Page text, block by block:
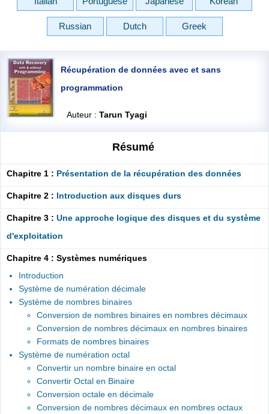
Russian Dutch Greek
Récupération de données avec et sans
programmation
Auteur : Tarun Tyagi
Résumé
Chapitre 1 : Présentation de la récupération des données
Chapitre 2 : Introduction aux disques durs
Chapitre 3 : Une approche logique des disques et du système
d'exploitation
Chapitre 4 : Systèmes numériques
Introduction
Système de numération décimale
Système de nombres binaires
Conversion de nombres binaires en nombres décimaux
Conversion de nombres décimaux en nombres binaires
Formats de nombres binaires
Système de numération octal
Convertir un nombre binaire en octal
Convertir Octal en Binaire
Conversion octale en décimale
Conversion de nombres décimaux en nombres octaux